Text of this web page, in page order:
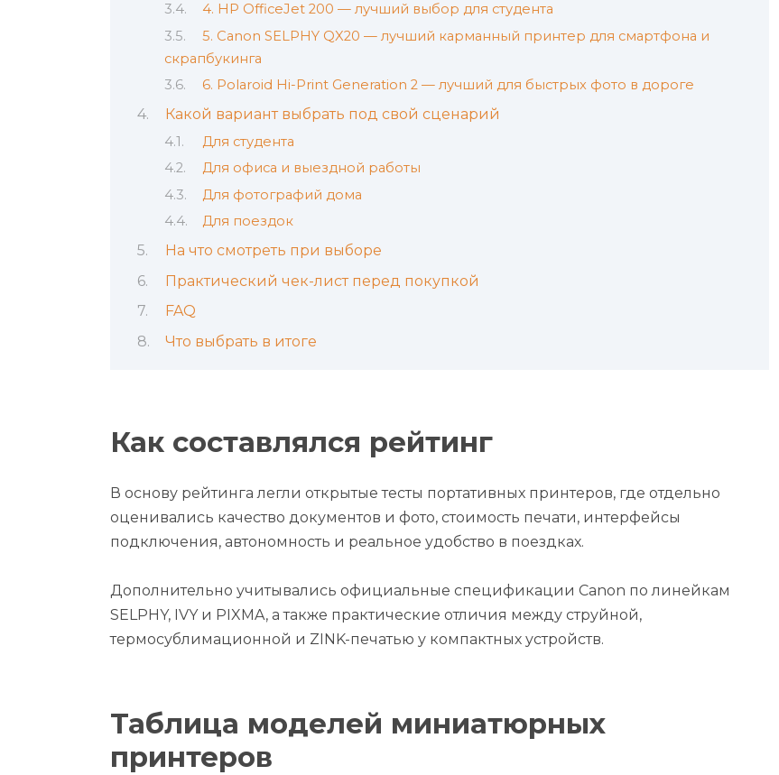
4. HP OfficeJet 200 — лучший выбор для студента
5. Canon SELPHY QX20 — лучший карманный принтер для смартфона и
скрапбукинга
6. Polaroid Hi-Print Generation 2 — лучший для быстрых фото в дороге
Какой вариант выбрать под свой сценарий
Для студента
Для офиса и выездной работы
Для фотографий дома
Для поездок
На что смотреть при выборе
Практический чек-лист перед покупкой
FAQ
Что выбрать в итоге
Как составлялся рейтинг
В основу рейтинга легли открытые тесты портативных принтеров, где отдельно
оценивались качество документов и фото, стоимость печати, интерфейсы
подключения, автономность и реальное удобство в поездках.
Дополнительно учитывались официальные спецификации Canon по линейкам
SELPHY, IVY и PIXMA, а также практические отличия между струйной,
термосублимационной и ZINK-печатью у компактных устройств.
Таблица моделей миниатюрных
принтеров